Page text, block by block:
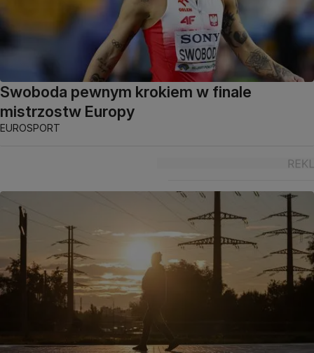
Swoboda pewnym krokiem w finale
mistrzostw Europy
EUROSPORT